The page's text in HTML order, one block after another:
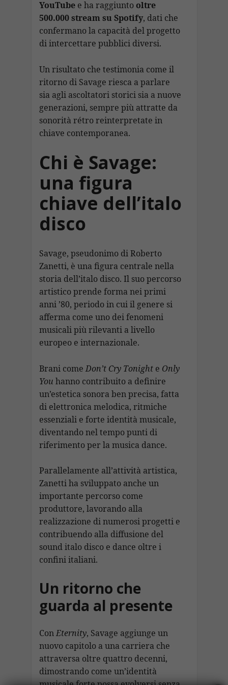
YouTubee ha raggiunto oltre
500.000 stream su Spotify, dati che
confermano la capacità del progetto
di intercettare pubblici diversi.
Un risultato che testimonia come il
ritorno di Savage riesca a parlare
sia agli ascoltatori storici sia a nuove
generazioni, sempre più attratte da
sonorità rétro reinterpretate in
chiave contemporanea.
Chi è Savage:
una figura
chiave dell’italo
disco
Savage, pseudonimo di Roberto
Zanetti, è una figura centrale nella
storia dell’italo disco. Il suo percorso
artistico prende forma nei primi
anni ’80, periodo in cui il genere si
afferma come uno dei fenomeni
musicali più rilevanti a livello
europeo e internazionale.
Brani come Don’t Cry Tonighte Only
You hanno contribuito a definire
un’estetica sonora ben precisa, fatta
di elettronica melodica, ritmiche
essenziali e forte identità musicale,
diventando nel tempo punti di
riferimento per la musica dance.
Parallelamente all’attività artistica,
Zanetti ha sviluppato anche un
importante percorso come
produttore, lavorando alla
realizzazione di numerosi progetti e
contribuendo alla diffusione del
sound italo disco e dance oltre i
confini italiani.
Un ritorno che
guarda al presente
ConEternity, Savage aggiunge un
nuovo capitolo a una carriera che
attraversa oltre quattro decenni,
dimostrando come un’identità